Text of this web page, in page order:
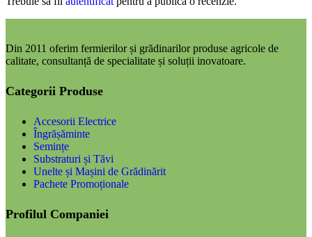
Din 2011 oferim fermierilor și grădinarilor produse agricole de
calitate, consultanță de specialitate și soluții inovatoare.
Categorii Produse
Accesorii Electrice
Îngrășăminte
Semințe
Substraturi și Tăvi
Unelte și Mașini de Grădinărit
Pachete Promoționale
Profilul Companiei